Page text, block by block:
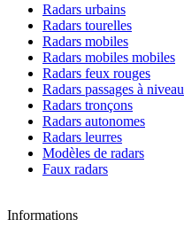
Radars urbains
Radars tourelles
Radars mobiles
Radars mobiles mobiles
Radars feux rouges
Radars passages à niveau
Radars tronçons
Radars autonomes
Radars leurres
Modèles de radars
Faux radars
Informations